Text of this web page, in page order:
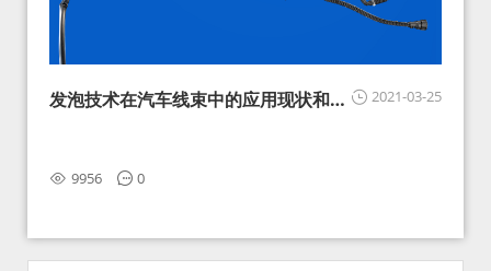
2021-03-25
发泡技术在汽车线束中的应用现状和展
9956 0